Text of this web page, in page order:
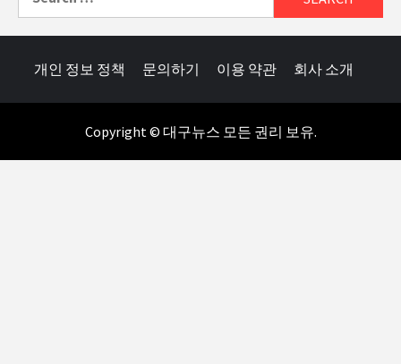
개인 정보 정책 문의하기 이용 약관 회사 소개
Copyright © 대구뉴스 모든 권리 보유.